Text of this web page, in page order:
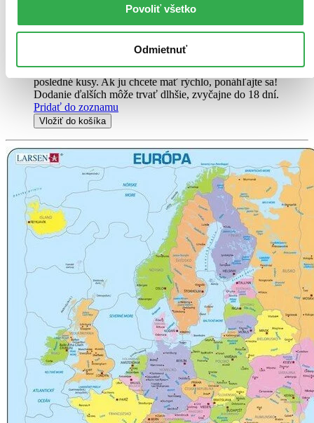
Povoliť všetko
Odmietnuť
vysvetlivky, po ktorých nasledujú zaujímavé príklady od...
Knihabrožovaná väzba
Túto knihu máme síce aktuálne na sklade, máme však už iba
posledné kusy. Ak ju chcete mať rýchlo, ponáhľajte sa!
Dodanie ďalších môže trvať dlhšie, zvyčajne do 18 dní.
Pridať do zoznamu
Vložiť do košíka